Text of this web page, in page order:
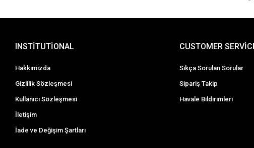
INSTİTUTİONAL
Hakkımızda
Gizlilik Sözleşmesi
Kullanıcı Sözleşmesi
İletişim
İade ve Değişim Şartları
CUSTOMER
Sıkça Sorulan Sorular
Sipariş Takip
Havale Bildirimleri